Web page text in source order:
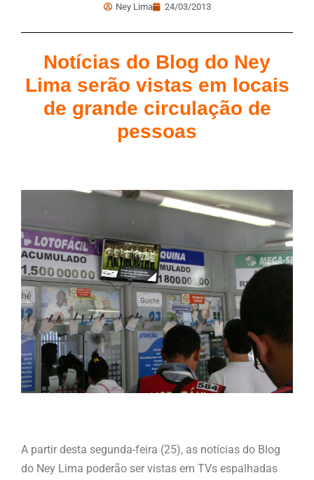
Ney Lima 24/03/2013
Notícias do Blog do Ney
Lima serão vistas em locais
de grande circulação de
pessoas
A partir desta segunda-feira (25), as notícias do Blog
do Ney Lima poderão ser vistas em TVs espalhadas